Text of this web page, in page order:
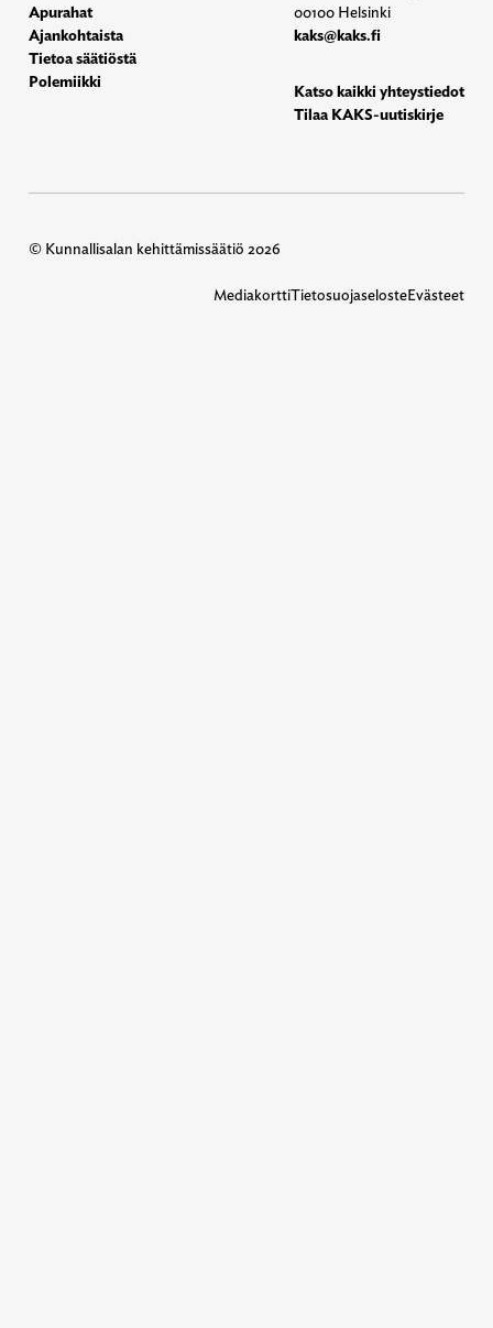
Apurahat
Ajankohtaista
Tietoa säätiöstä
Polemiikki
00100 Helsinki
kaks@kaks.fi
Katso kaikki yhteystiedot
Tilaa KAKS-uutiskirje
© Kunnallisalan kehittämissäätiö 2026
MediakorttiTietosuojaselosteEvästeet